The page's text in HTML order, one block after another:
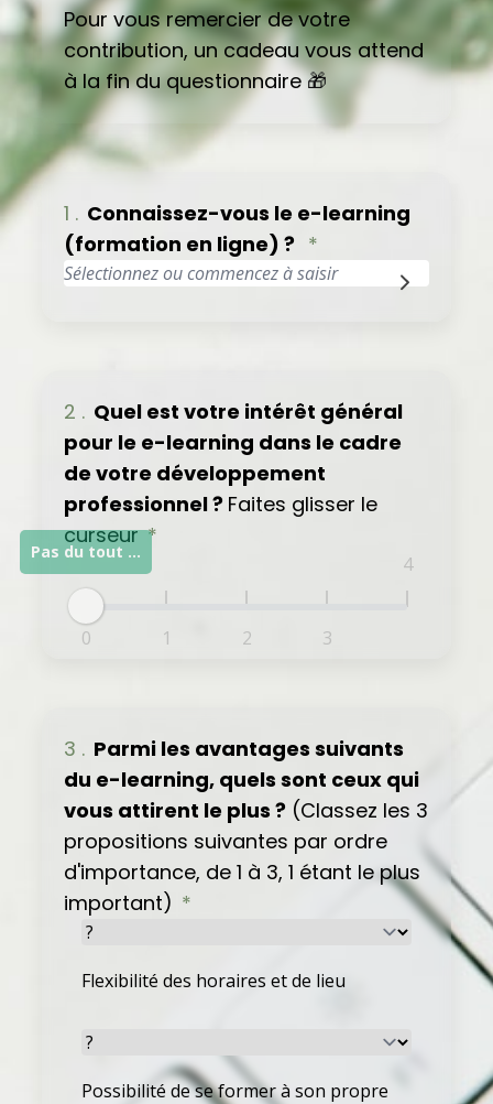
Pour vous remercier de votre
contribution, un cadeau vous attend
à la fin du questionnaire🎁
1 . Connaissez-vous le e-learning
(formation en ligne) ? *
2 . Quel est votre intérêt général
pour le e-learning dans le cadre
de votre développement
professionnel ? Faites glisser le
curseur *
Pas du tout intéressé(e)
0 1 2 3
4
3 . Parmi les avantages suivants
du e-learning, quels sont ceux qui
vous attirent le plus ? (Classez les 3
propositions suivantes par ordre
d'importance, de 1 à 3, 1 étant le plus
important) *
Flexibilité des horaires et de lieu
Possibilité de se former à son propre